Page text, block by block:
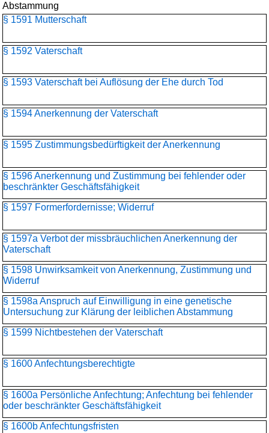
Abstammung
§ 1591 Mutterschaft
§ 1592 Vaterschaft
§ 1593 Vaterschaft bei Auflösung der Ehe durch Tod
§ 1594 Anerkennung der Vaterschaft
§ 1595 Zustimmungsbedürftigkeit der Anerkennung
§ 1596 Anerkennung und Zustimmung bei fehlender oder
beschränkter Geschäftsfähigkeit
§ 1597 Formerfordernisse; Widerruf
§ 1597a Verbot der missbräuchlichen Anerkennung der
Vaterschaft
§ 1598 Unwirksamkeit von Anerkennung, Zustimmung und
Widerruf
§ 1598a Anspruch auf Einwilligung in eine genetische
Untersuchung zur Klärung der leiblichen Abstammung
§ 1599 Nichtbestehen der Vaterschaft
§ 1600 Anfechtungsberechtigte
§ 1600a Persönliche Anfechtung; Anfechtung bei fehlender
oder beschränkter Geschäftsfähigkeit
§ 1600b Anfechtungsfristen